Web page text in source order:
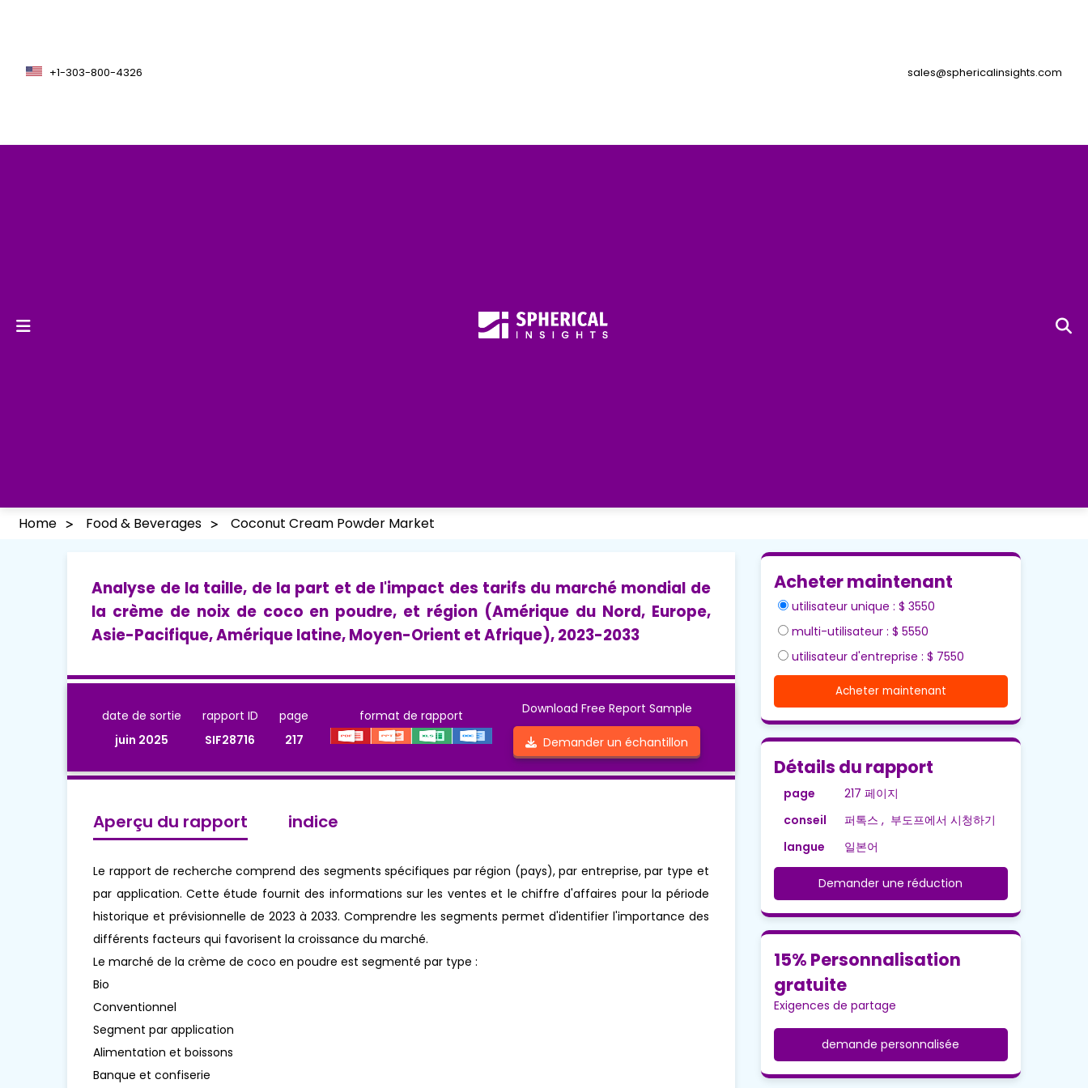
+1-303-800-4326 sales@sphericalinsights.com
Home Food & Beverages Coconut Cream Powder Market
Analyse de la taille, de la part et de l'impact des tarifs du marché mondial de
la crème de noix de coco en poudre, et région (Amérique du Nord, Europe,
Asie-Pacifique, Amérique latine, Moyen-Orient et Afrique), 2023-2033
date de sortie
juin 2025
rapport ID
SIF28716
page
217
format de rapport Download Free Report Sample
Demander un échantillon
Aperçu du rapport indice
Le rapport de recherche comprend des segments spécifiques par région (pays), par entreprise, par type et
par application. Cette étude fournit des informations sur les ventes et le chiffre d'affaires pour la période
historique et prévisionnelle de 2023 à 2033. Comprendre les segments permet d'identifier l'importance des
différents facteurs qui favorisent la croissance du marché.
Le marché de la crème de coco en poudre est segmenté par type :
Bio
Conventionnel
Segment par application
Alimentation et boissons
Banque et confiserie
Acheter maintenant
utilisateur unique : $ 3550
multi-utilisateur : $ 5550
utilisateur d'entreprise : $ 7550
Acheter maintenant
Détails du rapport
page
217 페이지
conseil
퍼톡스 , 부도프에서 시청하기
langue
일본어
Demander une réduction
15% Personnalisation
gratuite
Exigences de partage
demande personnalisée